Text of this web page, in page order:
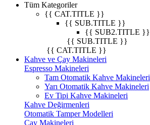
Tüm Kategoriler
{{ CAT.TITLE }}
{{ SUB.TITLE }}
{{ SUB2.TITLE }}
{{ SUB.TITLE }}
{{ CAT.TITLE }}
Kahve ve Çay Makineleri
Espresso Makineleri
Tam Otomatik Kahve Makineleri
Yarı Otomatik Kahve Makineleri
Ev Tipi Kahve Makineleri
Kahve Değirmenleri
Otomatik Tamper Modelleri
Çay Makineleri